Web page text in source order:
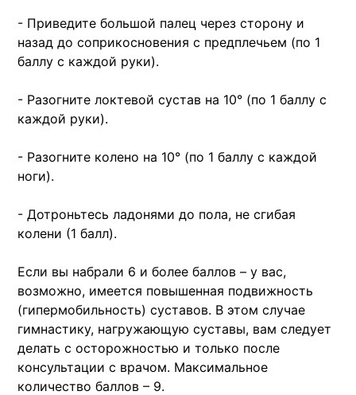
- Приведите большой палец через сторону и
назад до соприкосновения с предплечьем (по 1
баллу с каждой руки).
- Разогните локтевой сустав на 10° (по 1 баллу с
каждой руки).
- Разогните колено на 10° (по 1 баллу с каждой
ноги).
- Дотроньтесь ладонями до пола, не сгибая
колени (1 балл).
Если вы набрали 6 и более баллов – у вас,
возможно, имеется повышенная подвижность
(гипермобильность) суставов. В этом случае
гимнастику, нагружающую суставы, вам следует
делать с осторожностью и только после
консультации с врачом. Максимальное
количество баллов – 9.